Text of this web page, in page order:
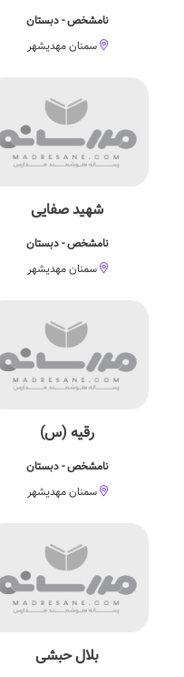
نامشخص - دبستان
سمنان مهدیشهر
شهید صفایی
نامشخص - دبستان
سمنان مهدیشهر
رقیه (س)
نامشخص - دبستان
سمنان مهدیشهر
بلال حبشی